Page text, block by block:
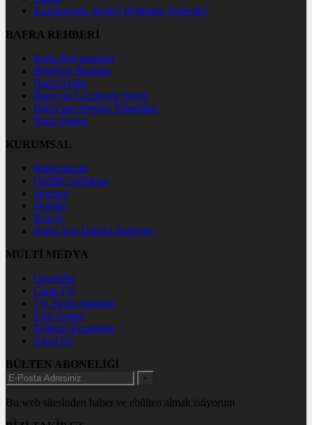
Koronavirüs Nedir? Belirtileri Nelerdir?
BAFRA REHBERİ
Bafra Kaymakamı
Belediye Başkanı
Bafra Tarihi
Bafra`da Gezilecek Yerler
Bafra`nın Meşhur Yemekleri
Bafra Pidesi
KURUMSAL
Hakkımızda
Gizlilik politikası
Sitemap
İletişim
Künye
Bafra Son Dakika Haberler
MULTİ MEDYA
Gazeteler
Canlı TV
TV Yayın Akışları
Foto Galeri
Nöbetçi Eczaneler
Kayıt Ol
BÜLTEN ABONELİĞİ
+
Bu web sitesinden haber ve ebülten almak istiyorum